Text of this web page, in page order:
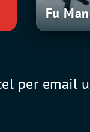
Fu
per email